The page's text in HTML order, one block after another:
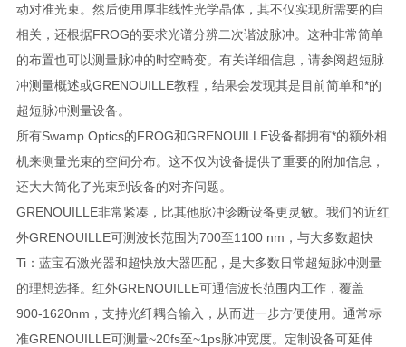
动对准光束。然后使用厚非线性光学晶体，其不仅实现所需要的自
相关，还根据FROG的要求光谱分辨二次谐波脉冲。这种非常简单
的布置也可以测量脉冲的时空畸变。有关详细信息，请参阅超短脉
冲测量概述或GRENOUILLE教程，结果会发现其是目前简单和*的
超短脉冲测量设备。
所有Swamp Optics的FROG和GRENOUILLE设备都拥有*的额外相
机来测量光束的空间分布。这不仅为设备提供了重要的附加信息，
还大大简化了光束到设备的对齐问题。
GRENOUILLE非常紧凑，比其他脉冲诊断设备更灵敏。我们的近红
外GRENOUILLE可测波长范围为700至1100 nm ，与大多数超快
Ti：蓝宝石激光器和超快放大器匹配，是大多数日常超短脉冲测量
的理想选择。红外GRENOUILLE可通信波长范围内工作，覆盖
900-1620nm ，支持光纤耦合输入，从而进一步方便使用。通常标
准GRENOUILLE可测量~20fs至~1ps脉冲宽度。定制设备可延伸